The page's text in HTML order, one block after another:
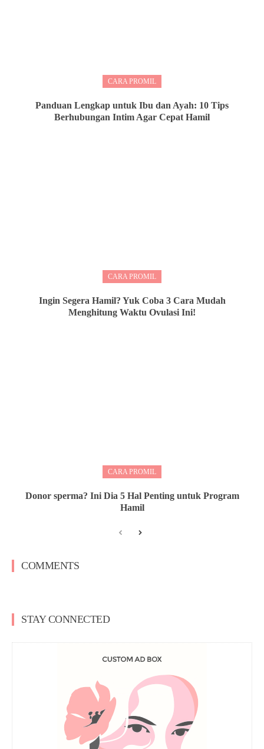
CARA PROMIL
Panduan Lengkap untuk Ibu dan Ayah: 10 Tips
Berhubungan Intim Agar Cepat Hamil
CARA PROMIL
Ingin Segera Hamil? Yuk Coba 3 Cara Mudah
Menghitung Waktu Ovulasi Ini!
CARA PROMIL
Donor sperma? Ini Dia 5 Hal Penting untuk Program
Hamil
COMMENTS
STAY CONNECTED